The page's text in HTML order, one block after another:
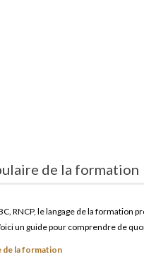
de la formation
BC, RNCP, le langage de la
un guide pour comprendre de
de la formation